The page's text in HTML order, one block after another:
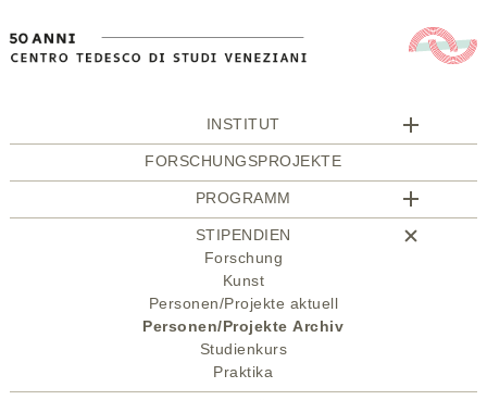
INSTITUT
FORSCHUNGSPROJEKTE
PROGRAMM
STIPENDIEN
Forschung
Kunst
Personen/Projekte aktuell
Personen/Projekte Archiv
Studienkurs
Praktika